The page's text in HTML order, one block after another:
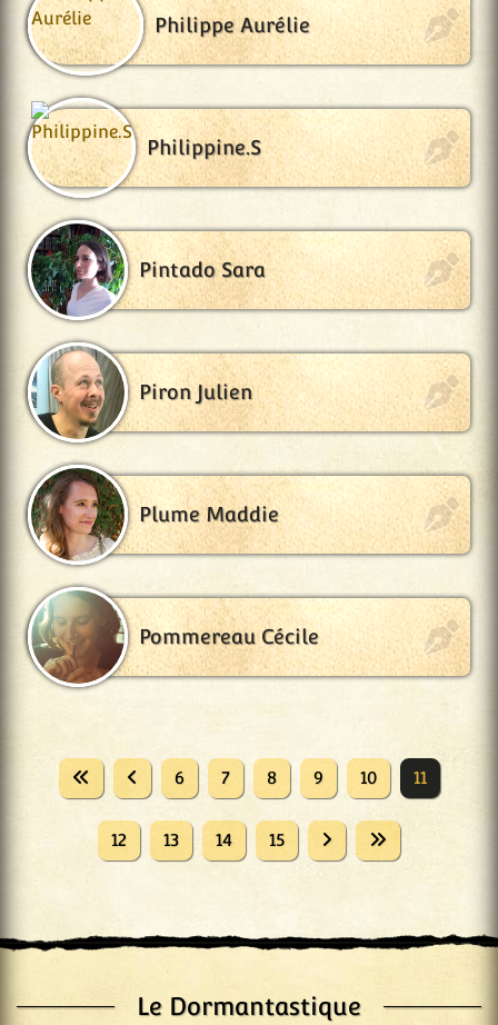
Le Dormantastique
Philippe Aurélie
Philippine.S
Pintado Sara
Piron Julien
Plume Maddie
Pommereau Cécile
6 7 8 9 10 11
12 13 14 15